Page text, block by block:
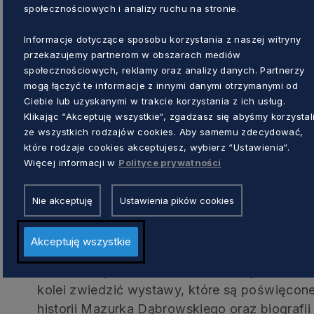
otwarta jest wystawa stała „Nowe
zjawisk, kierunków i tendencji
Autorki i autorzy pokazywanych prac
Propozycje na wycieczkę poza
Dla osób poszukujących odpoczynku poza
Tradycji Szlacheckiej. Spacer po
zwiedzeniem zrewitalizowanych kilka lat
Sierakowskich.
kolei zwiedzić wystawy, które są
historii Mazurka Dąbrowskiego oraz
społecznościowych i analizy ruchu na stronie.
Informacje dotyczące sposobu korzystania z naszej witryny
przekazujemy partnerom w obszarach mediów
społecznościowych, reklamy oraz analizy danych. Partnerzy
mogą łączyć te informacje z innymi danymi otrzymanymi od
Ciebie lub uzyskanymi w trakcie korzystania z ich usług.
Klikając “Akceptuję wszystkie“, zgadzasz się abyśmy
ze wszystkich rodzajów cookies. Aby samemu zdecydować,
które rodzaje cookies akceptujesz, wybierz “Ustawienia“.
Więcej informacji w Polityce prywatności
Nie akceptuję Ustawienia pików cookies
Akceptuję wszystkie